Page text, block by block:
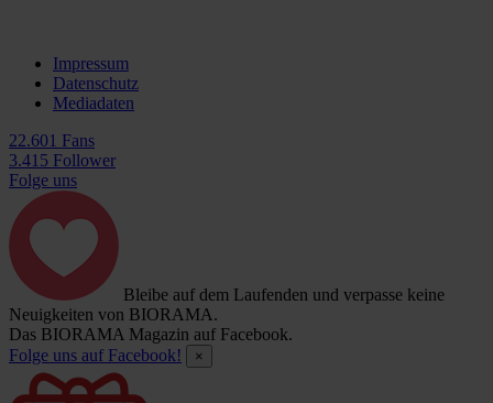
Impressum
Datenschutz
Mediadaten
22.601 Fans
3.415 Follower
Folge uns
Bleibe auf dem Laufenden und verpasse keine
Neuigkeiten von BIORAMA.
Das BIORAMA Magazin auf Facebook.
Folge uns auf Facebook!
×